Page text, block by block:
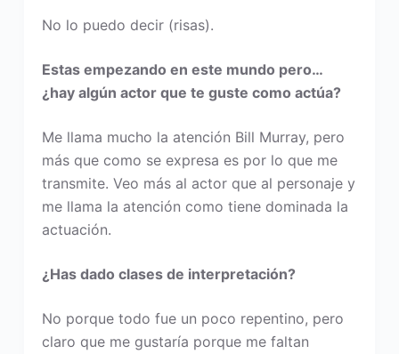
No lo puedo decir (risas).
Estas empezando en este mundo pero…
¿hay algún actor que te guste como actúa?
Me llama mucho la atención Bill Murray, pero
más que como se expresa es por lo que me
transmite. Veo más al actor que al personaje y
me llama la atención como tiene dominada la
actuación.
¿Has dado clases de interpretación?
No porque todo fue un poco repentino, pero
claro que me gustaría porque me faltan